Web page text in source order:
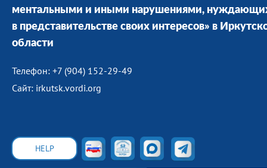
ментальными и иными нарушениями,
в представительстве своих интересов» в
области
Телефон: +7 (904) 152-29-49
Сайт: irkutsk.vordi.org
HELP